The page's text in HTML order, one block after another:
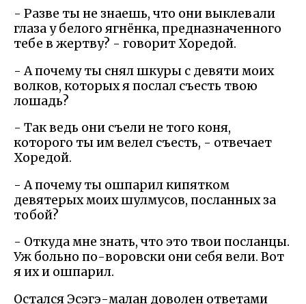
- Разве ты не знаешь, что они выклевали
глаза у белого ягнёнка, предназначенного
тебе в жертву? - говорит Хоредой.
- А почему ты снял шкуры с девяти моих
волков, которых я послал съесть твою
лошадь?
- Так ведь они съели не того коня,
которого ты им велел съесть, - отвечает
Хоредой.
- А почему ты ошпарил кипятком
девятерых моих шулмусов, посланных за
тобой?
- Откуда мне знать, что это твои посланцы.
Уж больно по-воровски они себя вели. Вот
я их и ошпарил.
Остался Эсэгэ-малан доволен ответами